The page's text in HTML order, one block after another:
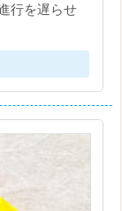
行を遅らせ